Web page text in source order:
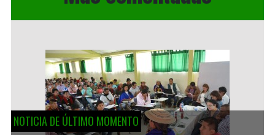
NOTICIA DE ÚLTIMO MOMENTO